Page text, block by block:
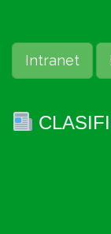
Intranet